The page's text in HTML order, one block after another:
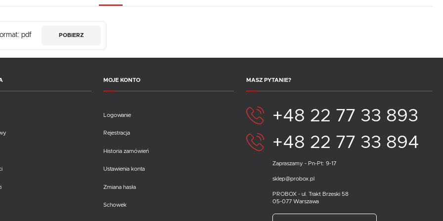
pdf POBIERZ
MOJE KONTO
Logowanie
Rejestracja
Historia zamówień
Ustawienia konta
Zmiana hasła
Schowek
MASZ PYTANIE?
+48 22 77 33 893
+48 22 77 33 894
Zapraszamy - Pn-Pt: 9-17
sklep@probox.pl
PROBOX - ul. Trakt Brzeski 58
05-077 Warszawa